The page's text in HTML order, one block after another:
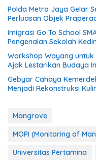
Polda Metro Jaya Gelar
Perluasan Objek
Imigrasi Go To School
Pengenalan Sekolah
Workshop Wayang untuk
Ajak Lestarikan Budaya
Gebyar Cahaya
Menjadi Rekonstruksi
Mangrove
MOPI (Monitoring of
Universitas Pertamina